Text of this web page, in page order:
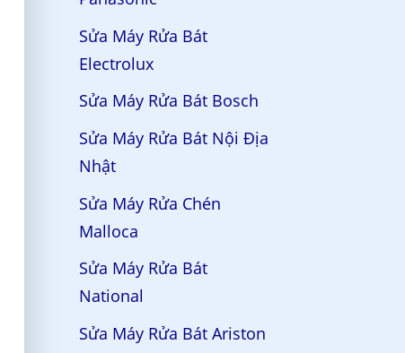
Sửa Máy Rửa Bát
Electrolux
Sửa Máy Rửa Bát Bosch
Sửa Máy Rửa Bát Nội Địa
Nhật
Sửa Máy Rửa Chén
Malloca
Sửa Máy Rửa Bát
National
Sửa Máy Rửa Bát Ariston